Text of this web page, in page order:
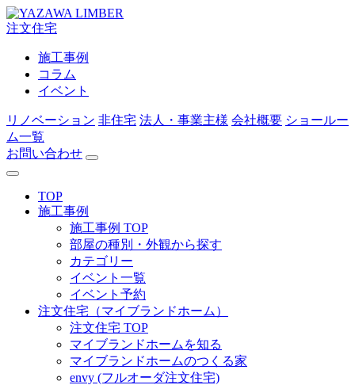
注文住宅
施工事例
コラム
イベント
リノベーション 非住宅 法人・事業主様 会社概要 ショールー
ム一覧
お問い合わせ
TOP
施工事例
施工事例 TOP
部屋の種別・外観から探す
カテゴリー
イベント一覧
イベント予約
注文住宅（マイブランドホーム）
注文住宅 TOP
マイブランドホームを知る
マイブランドホームのつくる家
envy (フルオーダ注文住宅)